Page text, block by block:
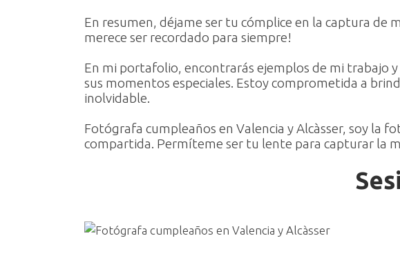
En resumen, déjame ser tu cómplice en la captura de
merece ser recordado para siempre!
En mi portafolio, encontrarás ejemplos de mi trabajo
sus momentos especiales. Estoy comprometida a
inolvidable.
Fotógrafa cumpleaños en Valencia y Alcàsser, soy la
compartida. Permíteme ser tu lente para capturar la